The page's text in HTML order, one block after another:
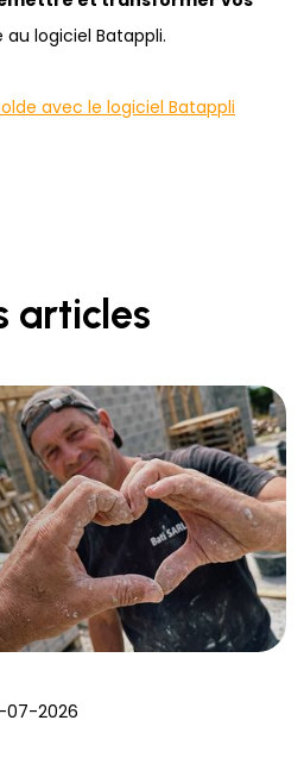
au logiciel Batappli.
avec le logiciel Batappli
articles
-07-2026